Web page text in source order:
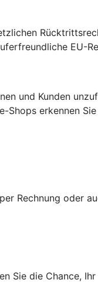
EU-
und Kunden
erkennen
Rechnung oder
Sie die Chance,